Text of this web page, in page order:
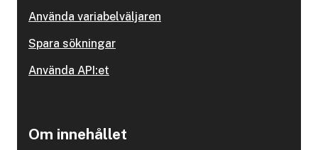
Använda variabelväljaren
Spara sökningar
Använda API:et
Om innehållet